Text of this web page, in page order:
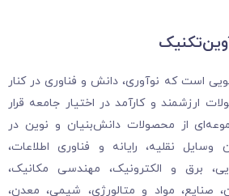
است که نوآوری، دانش و فناوری در کنار
ارزشمند و کارآمد در اختیار جامعه قرار
از محصولات دانش‌بنیان و نوین در
نقلیه، رایانه و فناوری اطلاعات،
برق و الکترونیک، مهندسی مکانیک،
صنایع، مواد و متالورژی، شیمی، معدن،